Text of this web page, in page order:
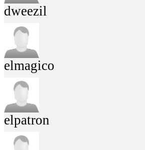
dweezil
elmagico
elpatron